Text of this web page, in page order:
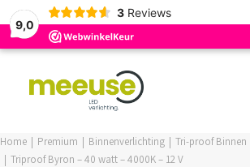
9,0
3 Reviews
Home Premium Binnenverlichting
Tri-proof Binnen
Triproof Byron – 40 watt – 4000K – 12 V